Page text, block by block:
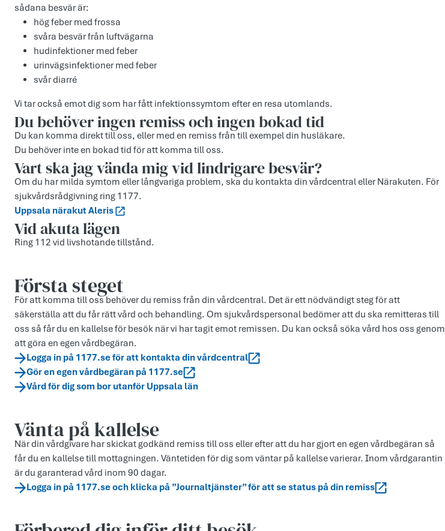
sådana besvär är:
hög feber med frossa
svåra besvär från luftvägarna
hudinfektioner med feber
urinvägsinfektioner med feber
svår diarré
Vi tar också emot dig som har fått infektionssymtom efter en resa utomlands.
Du behöver ingen remiss och ingen bokad tid
Du kan komma direkt till oss, eller med en remiss från till exempel din husläkare.
Du behöver inte en bokad tid för att komma till oss.
Vart ska jag vända mig vid lindrigare besvär?
Om du har milda symtom eller långvariga problem, ska du kontakta din vårdcentral eller Närakuten. För
sjukvårdsrådgivning ring 1177.
Uppsala närakut Aleris
Vid akuta lägen
Ring 112 vid livshotande tillstånd.
Första steget
För att komma till oss behöver du remiss från din vårdcentral. Det är ett nödvändigt steg för att
säkerställa att du får rätt vård och behandling. Om sjukvårdspersonal bedömer att du ska remitteras till
oss så får du en kallelse för besök när vi har tagit emot remissen. Du kan också söka vård hos oss genom
att göra en egen vårdbegäran.
Logga in på 1177.se för att kontakta din vårdcentral
Gör en egen vårdbegäran på 1177.se
Vård för dig som bor utanför Uppsala län
Vänta på kallelse
När din vårdgivare har skickat godkänd remiss till oss eller efter att du har gjort en egen vårdbegäran så
får du en kallelse till mottagningen. Väntetiden för dig som väntar på kallelse varierar. Inom vårdgarantin
är du garanterad vård inom 90 dagar.
Logga in på 1177.se och klicka på ”Journaltjänster” för att se status på din remiss